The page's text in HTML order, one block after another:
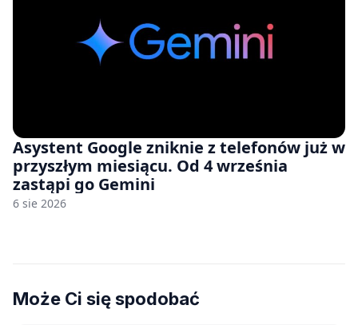
Asystent Google zniknie z telefonów już w
przyszłym miesiącu. Od 4 września
zastąpi go Gemini
6 sie 2026
Może Ci się spodobać